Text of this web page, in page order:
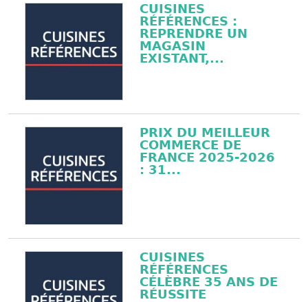
CUISINES
RÉFÉRENCES :
REPRENDRE UN
MAGASIN
EXISTANT,...
PRIX DU MEILLEUR
COMMERCE DE
FRANCE 2025-2026
: 31...
CUISINES
RÉFÉRENCES
CÉLÈBRE 35 ANS DE
RÉUSSITE